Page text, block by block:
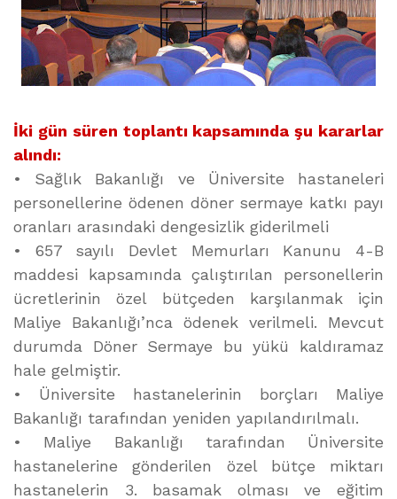
İki gün süren toplantı kapsamında şu kararlar
alındı:
• Sağlık Bakanlığı ve Üniversite hastaneleri
personellerine ödenen döner sermaye katkı payı
oranları arasındaki dengesizlik giderilmeli
• 657 sayılı Devlet Memurları Kanunu 4-B
maddesi kapsamında çalıştırılan personellerin
ücretlerinin özel bütçeden karşılanmak için
Maliye Bakanlığı’nca ödenek verilmeli. Mevcut
durumda Döner Sermaye bu yükü kaldıramaz
hale gelmiştir.
• Üniversite hastanelerinin borçları Maliye
Bakanlığı tarafından yeniden yapılandırılmalı.
• Maliye Bakanlığı tarafından Üniversite
hastanelerine gönderilen özel bütçe miktarı
hastanelerin 3. basamak olması ve eğitim